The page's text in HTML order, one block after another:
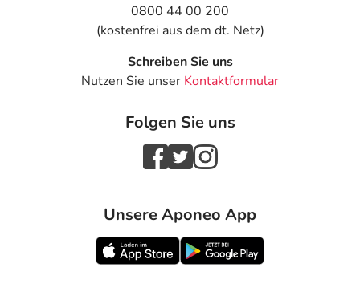
0800 44 00 200
(kostenfrei aus dem dt. Netz)
Schreiben Sie uns
Nutzen Sie unser Kontaktformular
Folgen Sie uns
Unsere Aponeo App